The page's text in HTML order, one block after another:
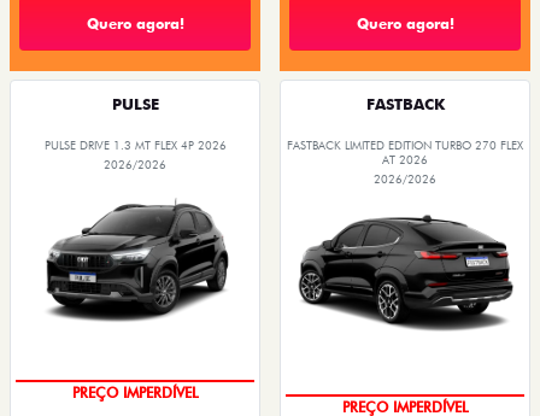
Quero agora! Quero agora!
PULSE
PULSE DRIVE 1.3 MT FLEX 4P 2026
2026/2026
OPORTUNIDADE
FASTBACK
FASTBACK LIMITED EDITION TURBO 270 FLEX
AT 2026
2026/2026
COM USADO NA TROCA